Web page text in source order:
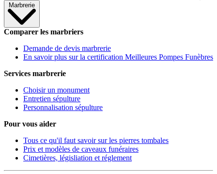
Marbrerie
Comparer les marbriers
Demande de devis marbrerie
En savoir plus sur la certification Meilleures Pompes Funèbres
Services marbrerie
Choisir un monument
Entretien sépulture
Personnalisation sépulture
Pour vous aider
Tous ce qu'il faut savoir sur les pierres tombales
Prix et modèles de caveaux funéraires
Cimetières, législiation et réglement